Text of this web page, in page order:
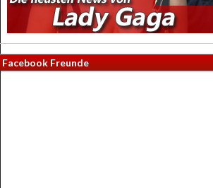
Facebook Freunde